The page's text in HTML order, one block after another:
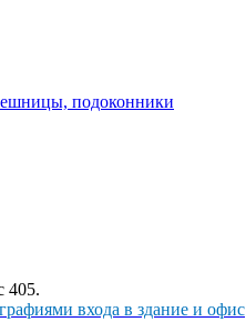
405.
входа в здание и офис